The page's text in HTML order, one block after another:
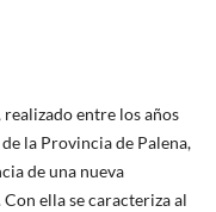
entre los años
la Provincia de Palena,
de una nueva
Con ella se caracteriza al